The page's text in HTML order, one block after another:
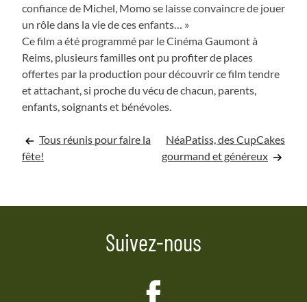
confiance de Michel, Momo se laisse convaincre de jouer
un rôle dans la vie de ces enfants… »
Ce film a été programmé par le Cinéma Gaumont à
Reims, plusieurs familles ont pu profiter de places
offertes par la production pour découvrir ce film tendre
et attachant, si proche du vécu de chacun, parents,
enfants, soignants et bénévoles.
Navigation
l’article
Tous réunis pour faire la
fête!
NéaPatiss, des CupCakes
gourmand et généreux
Suivez-nous